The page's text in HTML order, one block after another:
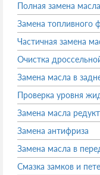
Полная замена
Замена топливного
Частичная замена
Очистка
Замена масла в
Проверка уровня
Замена масла
Замена антифриза
Замена масла в
Смазка замков и